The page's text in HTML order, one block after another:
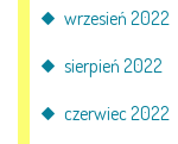
wrzesień 2022
sierpień 2022
czerwiec 2022